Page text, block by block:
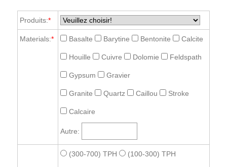
Produits:*
Materials:* Basalte Barytine Bentonite Calcite
Houille Cuivre Dolomie Feldspath
Gypsum Gravier
Granite Quartz Caillou Stroke
Calcaire
Autre:
(300-700) TPH (100-300) TPH